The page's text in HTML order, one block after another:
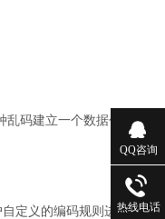
乱码建立一个数据包。
定义的编码规则进行多
QQ咨询
热线电话